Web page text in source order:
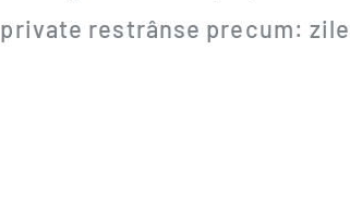
private restrânse precum: